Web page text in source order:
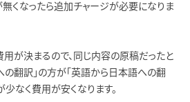
無くなったら追加チャージが必要になりま
が決まるので、同じ内容の原稿だったと
の翻訳」の方が「英語から日本語への翻
少なく費用が安くなります。